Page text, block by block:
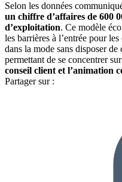
Selon les données
un chiffre d’affaires de 600
d’exploitation. Ce modèle
les barrières à l’entrée pour
dans la mode sans disposer
permettant de se concentrer
conseil client et l’animation
Partager sur :